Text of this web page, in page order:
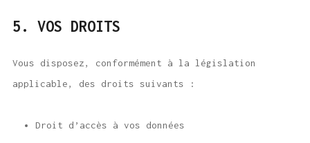
5. VOS DROITS
Vous disposez, conformément à la législation
applicable, des droits suivants :
Droit d’accès à vos données